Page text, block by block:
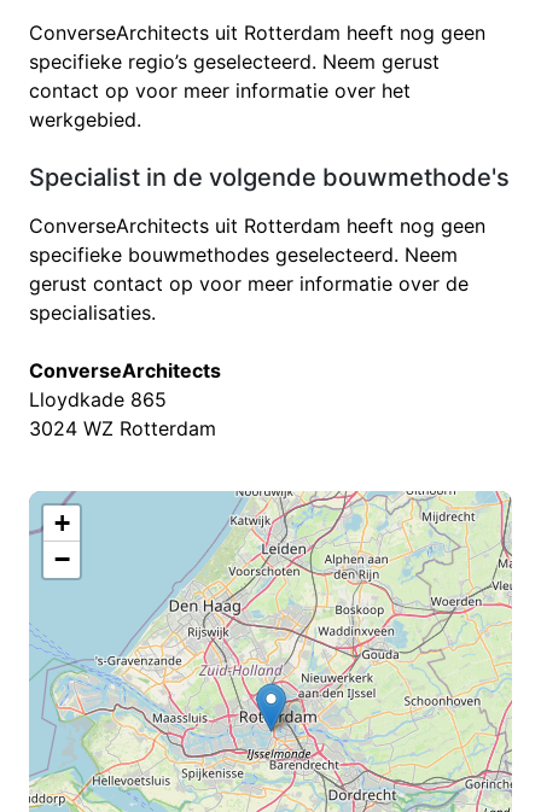
ConverseArchitects uit Rotterdam heeft nog geen
specifieke regio’s geselecteerd. Neem gerust
contact op voor meer informatie over het
werkgebied.
Specialist in de volgende bouwmethode's
ConverseArchitects uit Rotterdam heeft nog geen
specifieke bouwmethodes geselecteerd. Neem
gerust contact op voor meer informatie over de
specialisaties.
ConverseArchitects
Lloydkade 865
3024 WZ Rotterdam
+
−